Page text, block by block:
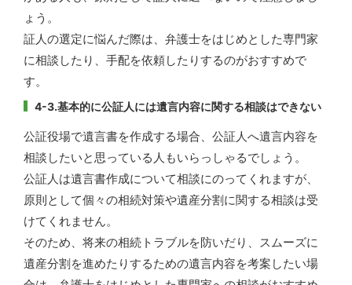
ょう。
証人の選定に悩んだ際は、弁護士をはじめとした専門家
に相談したり、手配を依頼したりするのがおすすめで
す。
4-3.基本的に公証人には遺言内容に関する相談はできない
公証役場で遺言書を作成する場合、公証人へ遺言内容を
相談したいと思っている人もいらっしゃるでしょう。
公証人は遺言書作成について相談にのってくれますが、
原則として個々の相続対策や遺産分割に関する相談は受
けてくれません。
そのため、将来の相続トラブルを防いだり、スムーズに
遺産分割を進めたりするための遺言内容を考案したい場